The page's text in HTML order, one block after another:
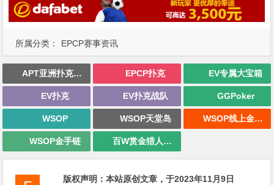
所属分类： EPCP赛事资讯
APT亚洲扑克巡回赛 EPCP扑克 EV专属大宝箱
EV扑克 EV扑克战队 GGPoker
WSOP WSOP天堂岛 WSOP线上金手链
WSOP金手链 百W赏金猎人大奖赛
版权声明：本站原创文章，于2023年11月9日